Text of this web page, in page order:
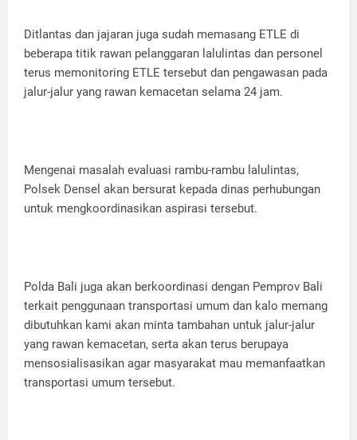
Ditlantas dan jajaran juga sudah memasang ETLE di
beberapa titik rawan pelanggaran lalulintas dan personel
terus memonitoring ETLE tersebut dan pengawasan pada
jalur-jalur yang rawan kemacetan selama 24 jam.
Mengenai masalah evaluasi rambu-rambu lalulintas,
Polsek Densel akan bersurat kepada dinas perhubungan
untuk mengkoordinasikan aspirasi tersebut.
Polda Bali juga akan berkoordinasi dengan Pemprov Bali
terkait penggunaan transportasi umum dan kalo memang
dibutuhkan kami akan minta tambahan untuk jalur-jalur
yang rawan kemacetan, serta akan terus berupaya
mensosialisasikan agar masyarakat mau memanfaatkan
transportasi umum tersebut.